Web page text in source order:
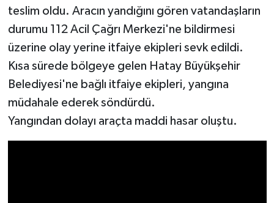
teslim oldu. Aracın yandığını gören vatandaşların
durumu 112 Acil Çağrı Merkezi'ne bildirmesi
üzerine olay yerine itfaiye ekipleri sevk edildi.
Kısa sürede bölgeye gelen Hatay Büyükşehir
Belediyesi'ne bağlı itfaiye ekipleri, yangına
müdahale ederek söndürdü.
Yangından dolayı araçta maddi hasar oluştu.